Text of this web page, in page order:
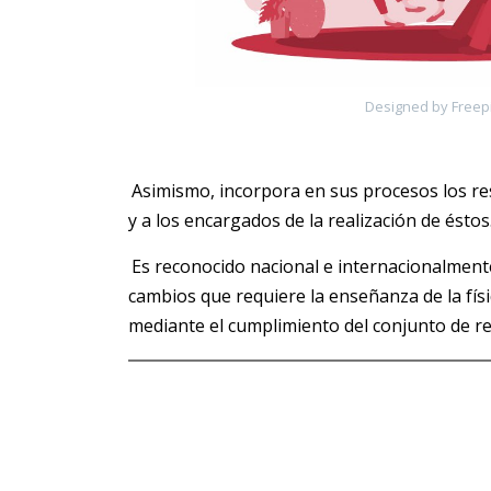
Designed by
Asimismo, incorpora en sus procesos los
y a los encargados de la realización de éstos.
Es reconocido nacional e
cambios que requiere la enseñanza de la
mediante el cumplimiento del conjunto de